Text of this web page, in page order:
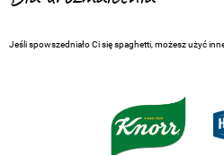
Jeśli spowszedniało Ci się spaghetti, możesz użyć